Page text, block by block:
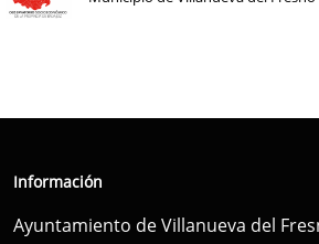
Información
Ayuntamiento de Villanueva del